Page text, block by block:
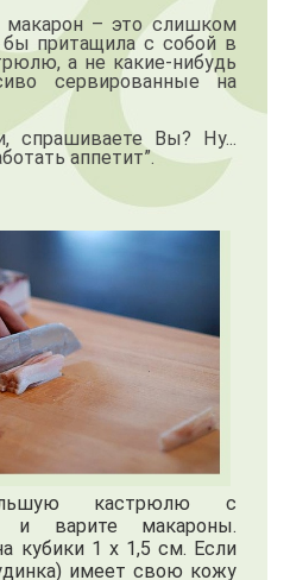
макарон – это слишком
притащила с собой в
а не какие-нибудь
сервированные на
спрашиваете Вы? Ну...
аппетит”.
кастрюлю с
и варите макароны.
кубики 1 х 1,5 см. Если
имеет свою кожу